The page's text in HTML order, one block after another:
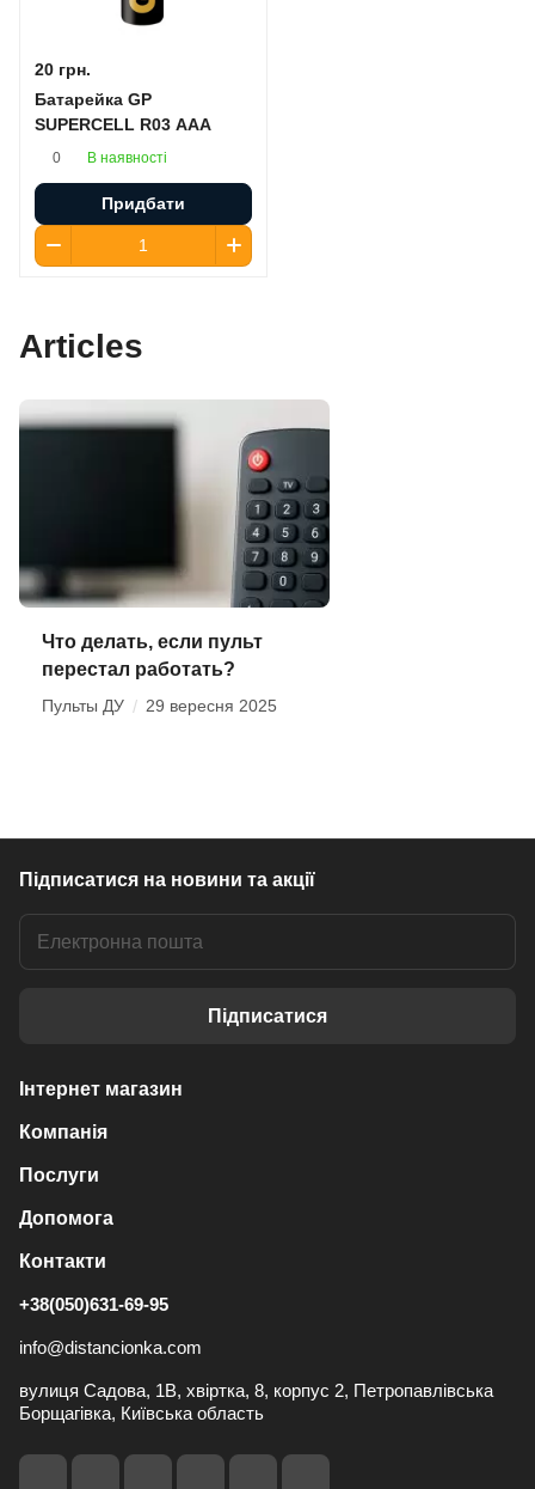
20 грн.
Батарейка GP
SUPERCELL R03 AAA
0 В наявності
Придбати
Articles
Что делать, если пульт
перестал работать?
Пульты ДУ / 29 вересня 2025
Підписатися на новини та акції
Підписатися
Інтернет магазин
Компанія
Послуги
Допомога
Контакти
+38(050)631-69-95
info@distancionka.com
вулиця Садова, 1В, хвіртка, 8, корпус 2, Петропавлівська
Борщагівка, Київська область